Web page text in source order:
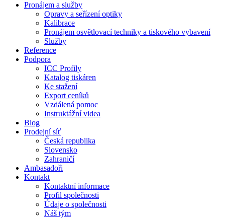
Pronájem a služby
Opravy a seřízení optiky
Kalibrace
Pronájem osvětlovací techniky a tiskového vybavení
Služby
Reference
Podpora
ICC Profily
Katalog tiskáren
Ke stažení
Export ceníků
Vzdálená pomoc
Instruktážní videa
Blog
Prodejní síť
Česká republika
Slovensko
Zahraničí
Ambasadoři
Kontakt
Kontaktní informace
Profil společnosti
Údaje o společnosti
Náš tým